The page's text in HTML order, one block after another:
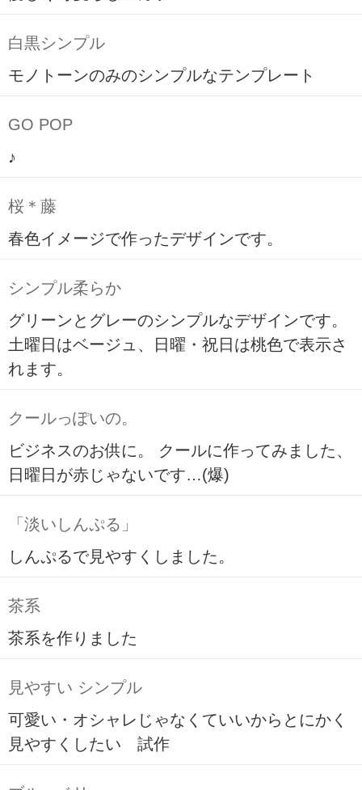
白黒シンプル
モノトーンのみのシンプルなテンプレート
GO POP
♪
桜＊藤
春色イメージで作ったデザインです。
シンプル柔らか
グリーンとグレーのシンプルなデザインです。
土曜日はベージュ、日曜・祝日は桃色で表示さ
れます。
クールっぽいの。
ビジネスのお供に。 クールに作ってみました、
日曜日が赤じゃないです…(爆)
「淡いしんぷる」
しんぷるで見やすくしました。
茶系
茶系を作りました
見やすい シンプル
可愛い・オシャレじゃなくていいからとにかく
見やすくしたい 試作